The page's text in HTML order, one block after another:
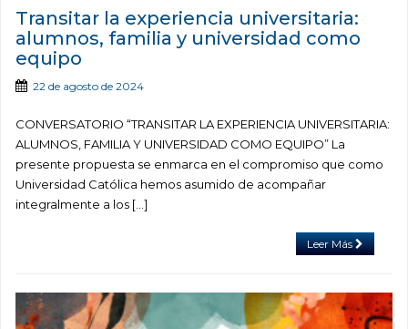
Transitar la experiencia universitaria:
alumnos, familia y universidad como
equipo
22 de agosto de 2024
CONVERSATORIO “TRANSITAR LA EXPERIENCIA UNIVERSITARIA:
ALUMNOS, FAMILIA Y UNIVERSIDAD COMO EQUIPO” La
presente propuesta se enmarca en el compromiso que como
Universidad Católica hemos asumido de acompañar
integralmente a los […]
Leer Más